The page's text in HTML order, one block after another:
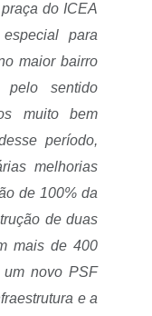
do ICEA
para
maior bairro
pelo sentido
muito bem
período,
melhorias
de 100% da
de duas
mais de 400
um novo PSF
e a